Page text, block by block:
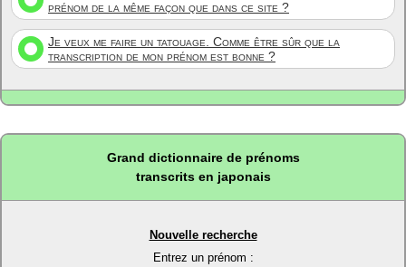
prénom de la même façon que dans ce site ?
Je veux me faire un tatouage. Comme être sûr que la
transcription de mon prénom est bonne ?
Grand dictionnaire de prénoms
transcrits en japonais
Nouvelle recherche
Entrez un prénom :